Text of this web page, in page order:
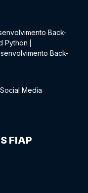
Back-
Python
Back-
Social Media
FIAP